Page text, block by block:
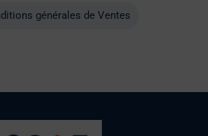
générales de Ventes